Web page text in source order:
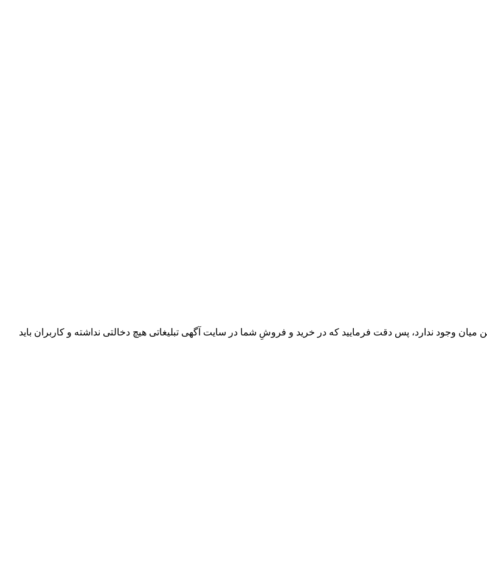
وجود ندارد، پس دقت فرمایید که در خرید و فروشِ شما در سایت آگهی تبلیغاتی هیچ دخالتی نداشته و کاربران باید